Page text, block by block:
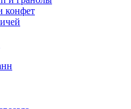
конфет